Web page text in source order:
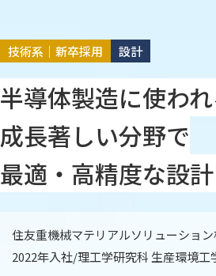
技術系｜新卒採用 設計
半導体製造に使わ
成長著しい分野で
最適・高精度な設計
住友重機械マテリアルソリューショ
2022年入社/理工学研究科 生産環境工